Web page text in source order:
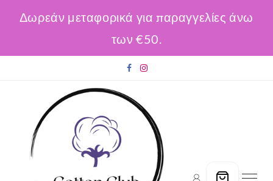
Δωρεάν μεταφορικά για παραγγελίες άνω
των €50.